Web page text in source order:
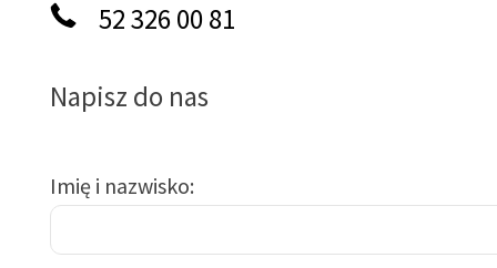
52 326 00 81
Napisz do nas
Imię i nazwisko